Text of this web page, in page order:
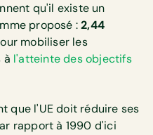
qu'il existe un
proposé :2,44
mobiliser les
à l'atteinte des objectifs
que l'UE doit réduire ses
rapport à 1990 d'ici